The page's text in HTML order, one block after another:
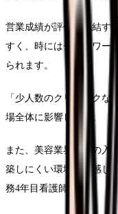
営業成績が評価に直結す
すく、時にはチームワー
られます。
「少人数のクリニック
場全体に影響します。
また、美容業界は人の入
築しにくい環境だと感じ
務4年目看護師）